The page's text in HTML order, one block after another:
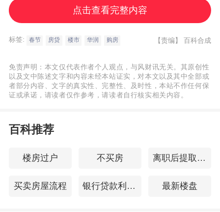
6.15%。三、二次抵押所需资料与初抵的材
料基本相同：1、身份证
近一个月。那么房贷方面是否有松口？购房
成本有没有下降？连日来，房姐致电珠海13
调房贷利率，首套利率仅上浮10%的银行增
加至3家。惊喜的是，有银行二套房贷利率仅
上浮11%！汇丰银行二套房利率只上浮11%
的银行增加至3家，目前有中信银行，中国银
点击查看完整内容
标签: 春节 房贷 楼市 华润 购房 【责编】 百科合成
免责声明：本文仅代表作者个人观点，与风财讯无关。其原创性
以及文中陈述文字和内容未经本站证实，对本文以及其中全部或
者部分内容、文字的真实性、完整性、及时性，本站不作任何保
证或承诺，请读者仅作参考，请读者自行核实相关内容。
百科推荐
楼房过户 不买房 离职后提取公积金
买卖房屋流程 银行贷款利率表 最新楼盘